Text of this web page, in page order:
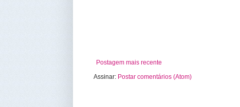
Postagem mais recente
Assinar: Postar comentários (Atom)